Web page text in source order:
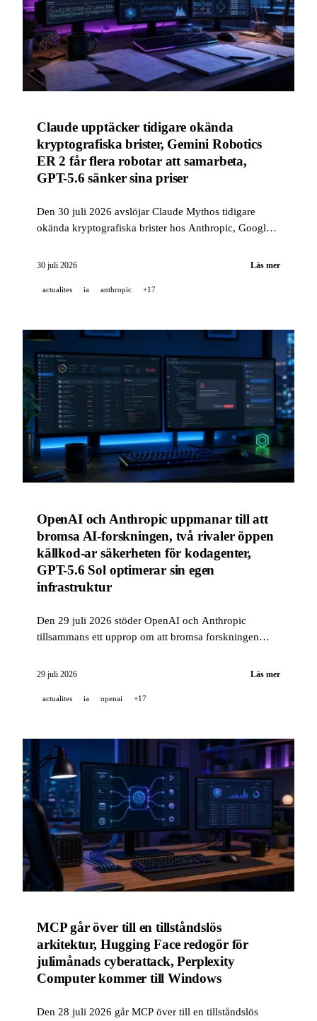
Claude upptäcker tidigare okända
kryptografiska brister, Gemini Robotics
ER 2 får flera robotar att samarbeta,
GPT-5.6 sänker sina priser
Den 30 juli 2026 avslöjar Claude Mythos tidigare
okända kryptografiska brister hos Anthropic, Google
samarbete mellan robotar, och OpenAI sänker priserna
30 juli 2026 Läs mer
actualites ia anthropic +17
OpenAI och Anthropic uppmanar till att
bromsa AI-forskningen, två rivaler öppen
källkod-ar säkerheten för kodagenter,
GPT-5.6 Sol optimerar sin egen
infrastruktur
Den 29 juli 2026 stöder OpenAI och Anthropic
tillsammans ett upprop om att bromsa forskningen
verktyg med öppen källkod för att säkra kodagenter,
tjänsteinfrastruktur.
29 juli 2026 Läs mer
actualites ia openai +17
MCP går över till en tillståndslös
arkitektur, Hugging Face redogör för
julimånads cyberattack, Perplexity
Computer kommer till Windows
Den 28 juli 2026 går MCP över till en tillståndslös